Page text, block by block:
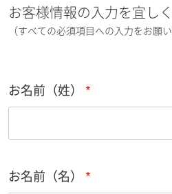
お客様情報の入力を宜し
（すべての必須項目への入力をお願
お名前（姓）
お名前（名）